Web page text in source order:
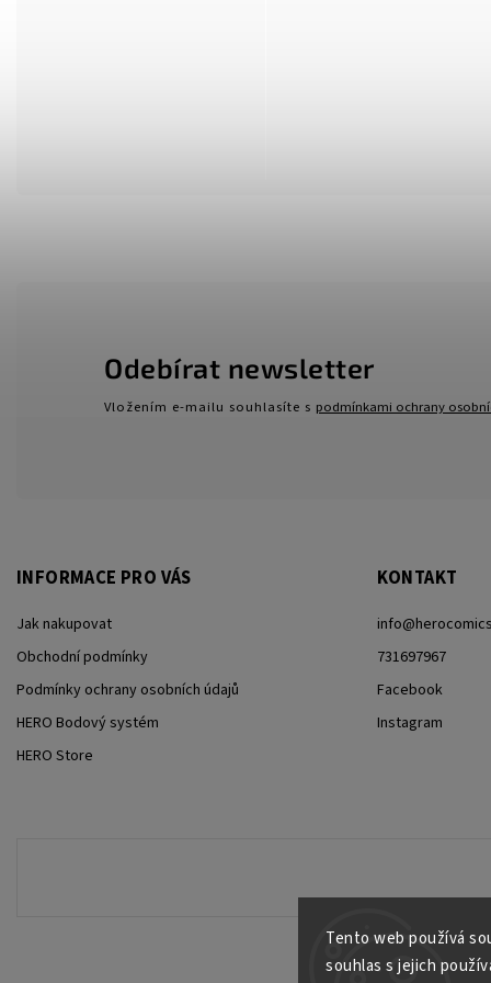
Tento web používá
souhlas s jejich
INFORMACE PRO VÁS
Jak nakupovat
Obchodní podmínky
Podmínky ochrany osobních údajů
HERO Bodový systém
HERO Store
KONTAKT
info@
731697967
Facebook
Instagram
Odebírat newsletter
Vložením e-mailu souhlasíte s podmínkami ochrany